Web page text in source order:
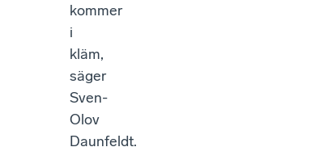
kommer
i
kläm,
säger
Sven-
Olov
Daunfeldt.